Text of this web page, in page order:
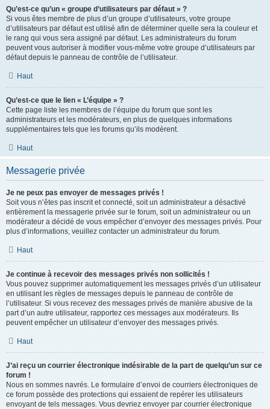
Qu’est-ce qu’un « groupe d’utilisateurs par défaut » ?
Si vous êtes membre de plus d’un groupe d’utilisateurs, votre groupe
d’utilisateurs par défaut est utilisé afin de déterminer quelle sera la couleur et
le rang qui vous sera assigné par défaut. Les administrateurs du forum
peuvent vous autoriser à modifier vous-même votre groupe d’utilisateurs par
défaut depuis le panneau de contrôle de l’utilisateur.
Haut
Qu’est-ce que le lien « L’équipe » ?
Cette page liste les membres de l’équipe du forum que sont les
administrateurs et les modérateurs, en plus de quelques informations
supplémentaires tels que les forums qu’ils modèrent.
Haut
Messagerie privée
Je ne peux pas envoyer de messages privés !
Soit vous n’êtes pas inscrit et connecté, soit un administrateur a désactivé
entièrement la messagerie privée sur le forum, soit un administrateur ou un
modérateur a décidé de vous empêcher d’envoyer des messages privés. Pour
plus d’informations, veuillez contacter un administrateur du forum.
Haut
Je continue à recevoir des messages privés non sollicités !
Vous pouvez supprimer automatiquement les messages privés d’un utilisateur
en utilisant les règles de messages depuis le panneau de contrôle de
l’utilisateur. Si vous recevez des messages privés de manière abusive de la
part d’un autre utilisateur, rapportez ces messages aux modérateurs. Ils
peuvent empêcher un utilisateur d’envoyer des messages privés.
Haut
J’ai reçu un courrier électronique indésirable de la part de quelqu’un sur ce
forum !
Nous en sommes navrés. Le formulaire d’envoi de courriers électroniques de
ce forum possède des protections qui essaient de repérer les utilisateurs
envoyant de tels messages. Vous devriez envoyer par courrier électronique